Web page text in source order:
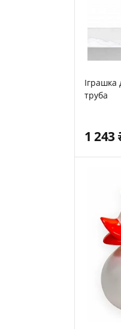
Іграшка
труба
1 243